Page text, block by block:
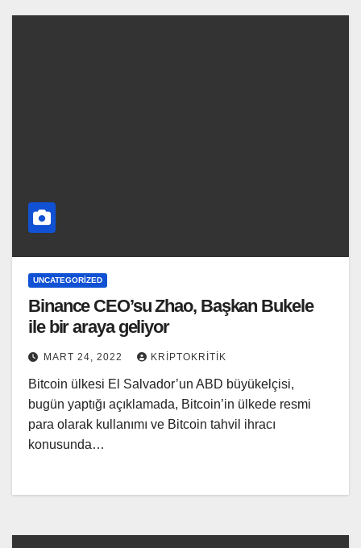
UNCATEGORIZED
Binance CEO’su Zhao, Başkan Bukele
ile bir araya geliyor
MART 24, 2022 KRIPTOKRITIK
Bitcoin ülkesi El Salvador’un ABD büyükelçisi,
bugün yaptığı açıklamada, Bitcoin’in ülkede resmi
para olarak kullanımı ve Bitcoin tahvil ihracı
konusunda…